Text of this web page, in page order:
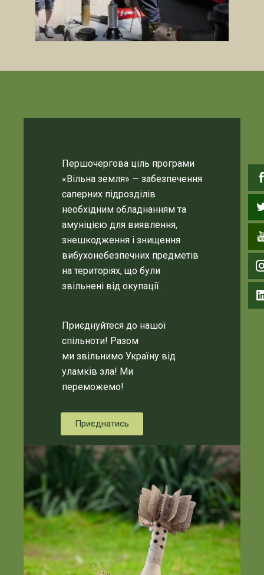
Першочергова ціль програми
«Вільна земля» — забезпечення
саперних підрозділів
необхідним обладнанням та
амуніцією для виявлення,
знешкодження і знищення
вибухонебезпечних предметів
на територіях, що були
звільнені від окупації.
Приєднуйтеся до нашої
спільноти! Разом
ми звільнимо Україну від
уламків зла! Ми
переможемо!
Приєднатись